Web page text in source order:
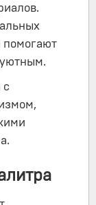
помогают
уютным.
с